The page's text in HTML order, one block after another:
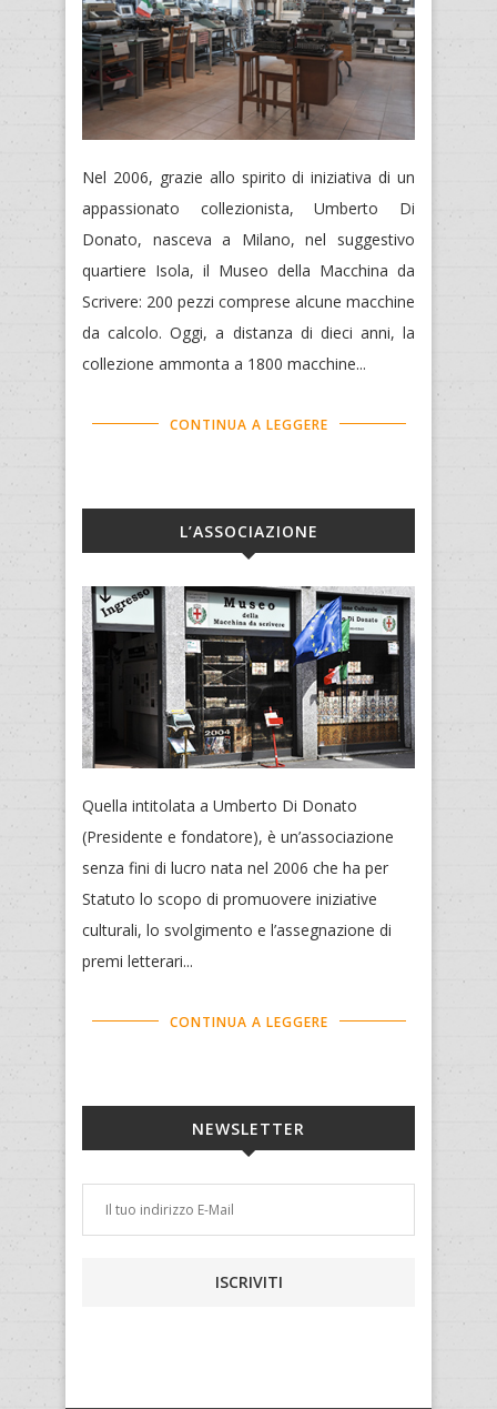
Nel 2006, grazie allo spirito di iniziativa di un
appassionato collezionista, Umberto Di
Donato, nasceva a Milano, nel suggestivo
quartiere Isola, il Museo della Macchina da
Scrivere: 200 pezzi comprese alcune macchine
da calcolo. Oggi, a distanza di dieci anni, la
collezione ammonta a 1800 macchine...
CONTINUA A LEGGERE
L’ASSOCIAZIONE
Quella intitolata a Umberto Di Donato
(Presidente e fondatore), è un’associazione
senza fini di lucro nata nel 2006 che ha per
Statuto lo scopo di promuovere iniziative
culturali, lo svolgimento e l’assegnazione di
premi letterari...
CONTINUA A LEGGERE
NEWSLETTER